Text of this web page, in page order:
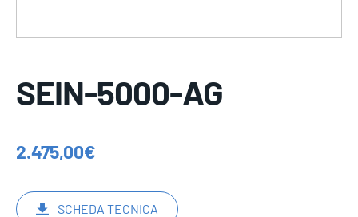
SEIN-5000-AG
2.475,00€
SCHEDA TECNICA